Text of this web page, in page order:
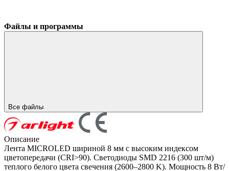
Файлы и программы
Все файлы
Описание
Лента MICROLED шириной 8 мм с высоким индексом
цветопередачи (CRI>90). Светодиоды SMD 2216 (300 шт/м)
теплого белого цвета свечения (2600–2800 K). Мощность 8 Вт/